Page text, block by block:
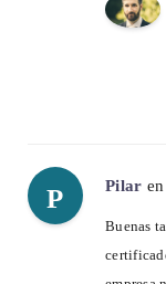
P Pilar
Buenas